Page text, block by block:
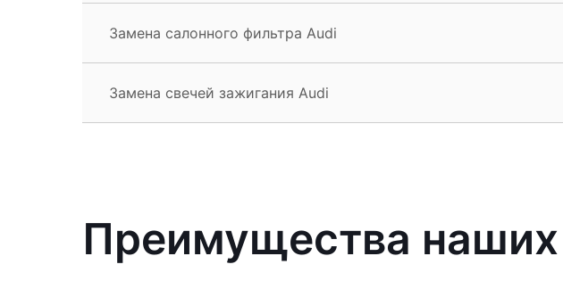
Замена салонного фильтра Audi
Замена свечей зажигания Audi
Преимущества наших